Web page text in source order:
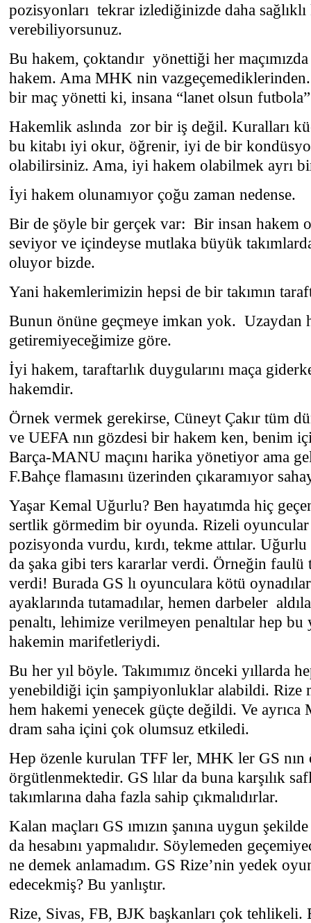
pozisyonları tekrar izlediğinizde daha
verebiliyorsunuz.
Bu hakem, çoktandır yönettiği her
hakem. Ama MHK nin
bir maç yönetti ki, insana “lanet olsun
Hakemlik aslında zor bir iş değil. Kuralları
bu kitabı iyi okur, öğrenir, iyi de bir
olabilirsiniz. Ama, iyi hakem olabilmek ayrı
İyi hakem olunamıyor çoğu zaman nedense.
Bir de şöyle bir gerçek var: Bir insan hakem
seviyor ve içindeyse mutlaka büyük
oluyor bizde.
Yani hakemlerimizin hepsi de bir takımın
Bunun önüne geçmeye imkan yok. Uzaydan
getiremiyeceğimize göre.
İyi hakem, taraftarlık duygularını maça
hakemdir.
Örnek vermek gerekirse, Cüneyt Çakır tüm
ve UEFA nın gözdesi bir hakem ken, benim
Barça-MANU maçını harika yönetiyor ama
F.Bahçe flamasını üzerinden çıkaramıyor
Yaşar Kemal Uğurlu? Ben hayatımda hiç
sertlik görmedim bir oyunda. Rizeli oyuncular
pozisyonda vurdu, kırdı, tekme attılar.
da şaka gibi ters kararlar verdi. Örneğin faulü
verdi! Burada GS lı oyunculara kötü
ayaklarında tutamadılar, hemen darbeler
penaltı, lehimize verilmeyen penaltılar hep
hakemin marifetleriydi.
Bu her yıl böyle. Takımımız önceki yıllarda
yenebildiği için şampiyonluklar alabildi. Rize
hem hakemi yenecek güçte değildi. Ve ayrıca
dram saha içini çok olumsuz etkiledi.
Hep özenle kurulan TFF ler, MHK ler GS nın
örgütlenmektedir. GS lılar da buna karşılık
takımlarına daha fazla sahip çıkmalıdırlar.
Kalan maçları GS ımızın şanına uygun
da hesabını yapmalıdır. Söylemeden
ne demek anlamadım. GS Rize’nin yedek
edecekmiş? Bu yanlıştır.
Rize, Sivas, FB, BJK başkanları çok tehlikeli.